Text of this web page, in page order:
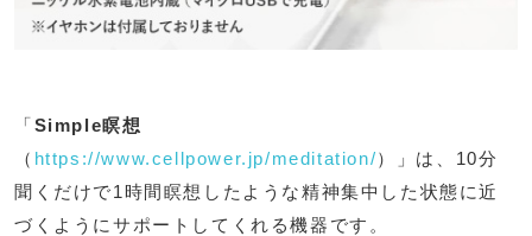
「Simple瞑想
（ https://www.cellpower.jp/meditation/）」は、10分
聞くだけで1時間瞑想したような精神集中した状態に近
づくようにサポートしてくれる機器です。